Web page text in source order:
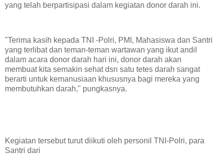
yang telah berpartisipasi dalam kegiatan donor darah ini.
"Terima kasih kepada TNI -Polri, PMI, Mahasiswa dan Santri
yang terlibat dan teman-teman wartawan yang ikut andil
dalam acara donor darah hari ini, donor darah akan
membuat kita semakin sehat dsn satu tetes darah sangat
berarti untuk kemanusiaan khususnya bagi mereka yang
membutuhkan darah," pungkasnya.
Kegiatan tersebut turut diikuti oleh personil TNI-Polri, para
Santri dari